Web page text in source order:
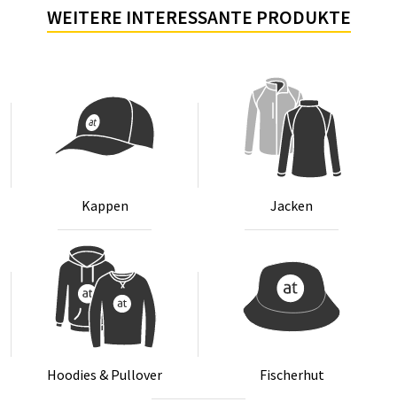
WEITERE INTERESSANTE PRODUKTE
Kap­pen Ja­cken
Hoo­dies & Pull­over Fi­scher­hut